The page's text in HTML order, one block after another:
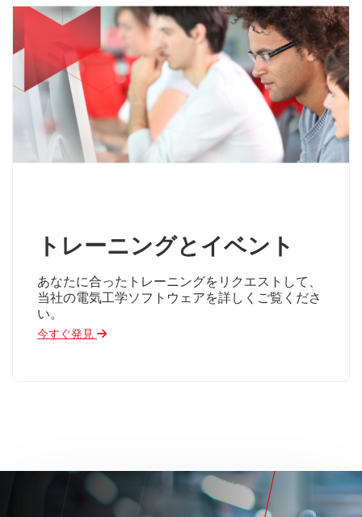
トレーニングとイベント
あなたに合ったトレーニングをリクエストして、
当社の電気工学ソフトウェアを詳しくご覧くださ
い。
今すぐ発見